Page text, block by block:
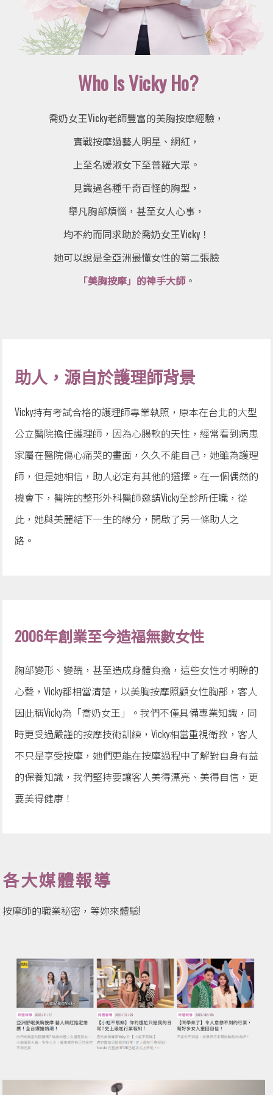
Who Is Vicky Ho?
喬奶女王Vicky老師豐富的美胸按摩經驗，
實戰按摩過藝人明星 、網紅，
上至名媛淑女下至普羅大眾。
見識過各種千奇百怪的胸型，
舉凡胸部煩惱，甚至女人心事，
均不約而同求助於喬奶女王Vicky！
她可以說是全亞洲最懂女性的第二張臉
「美胸按摩」的神手大師。
助人，源自於護理師背景
Vicky持有考試合格的護理師專業執照，原本在台北的大型
公立醫院擔任護理師，因為心腸軟的天性，經常看到病患
家屬在醫院傷心痛哭的畫面，久久不能自己，她雖為護理
師，但是她相信，助人必定有其他的選擇。在一個偶然的
機會下，醫院的整形外科醫師邀請Vicky至診所任職，從
此，她與美麗結下一生的緣分，開啟了另一條助人之
路。
2006年創業至今造福無數女性
胸部變形、變醜，甚至造成身體負擔，這些女性才明瞭的
心聲，Vicky都相當清楚，以美胸按摩照顧女性胸部，客人
因此稱Vicky為「喬奶女王」。我們不僅具備專業知識，同
時更受過嚴謹的按摩技術訓練，Vicky相當重視衛教，客人
不只是享受按摩，她們更能在按摩過程中了解對自身有益
的保養知識，我們堅持要讓客人美得漂亮、美得自信，更
要美得健康！
各大媒體報導
按摩師的職業秘密，等妳來體驗!